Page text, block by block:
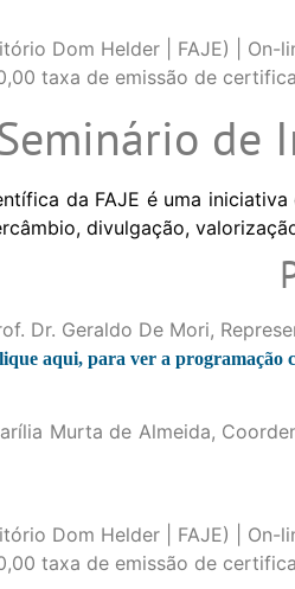
Dom Helder | FAJE) | On-
taxa de emissão de
de
da FAJE é uma
divulgação,
Dr. Geraldo De Mori,
aqui, para ver a programação
Murta de Almeida,
Dom Helder | FAJE) | On-
taxa de emissão de